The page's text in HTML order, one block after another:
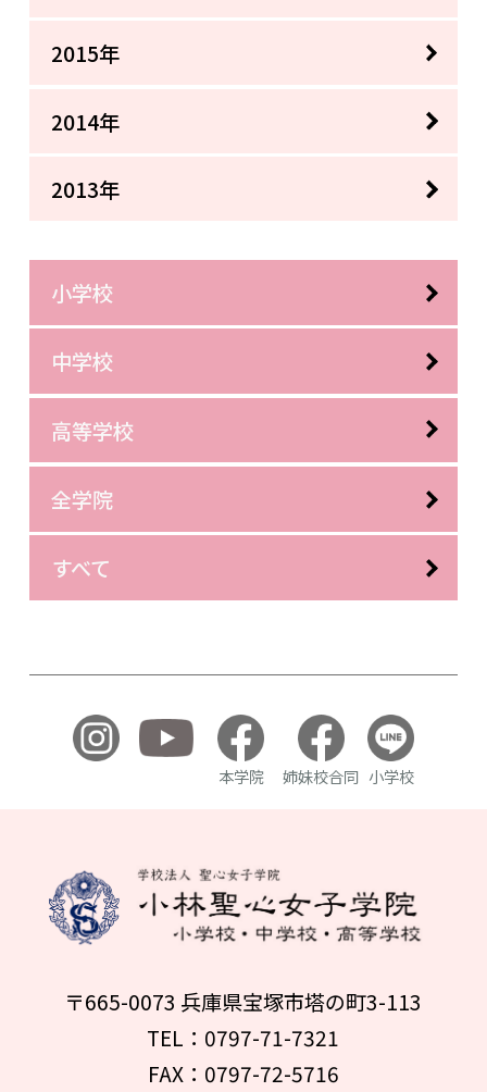
2015年
2014年
2013年
小学校
中学校
高等学校
全学院
すべて
本学院 姉妹校合同 小学校
〒665-0073 兵庫県宝塚市塔の町3-113
TEL：0797-71-7321
FAX：0797-72-5716